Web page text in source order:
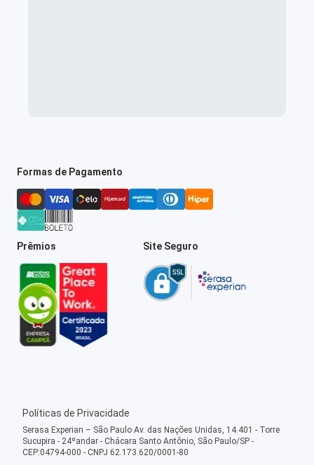
Formas de Pagamento
Prêmios Site Seguro
Políticas de Privacidade
Serasa Experian – São Paulo Av. das Nações Unidas, 14.401 - Torre
Sucupira - 24ºandar - Chácara Santo Antônio, São Paulo/SP -
CEP:04794-000 - CNPJ 62.173.620/0001-80